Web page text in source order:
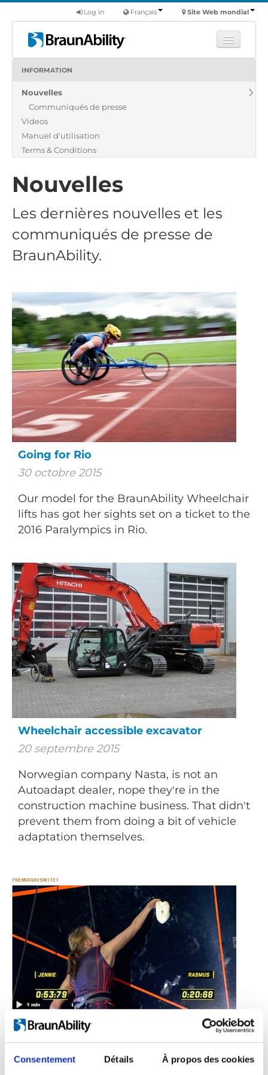
Consentement Détails À propos des cookies
Site Web mondial
Français
Log in
Produits
Véhicules utilitaires
Nous
INFORMATION
Nouvelles
Communiqués de presse
Videos
Manuel d'utilisation
Terms & Conditions
Nouvelles
Les dernières nouvelles et les
communiqués de presse de
BraunAbility.
Going for Rio
30 octobre 2015
Our model for the BraunAbility Wheelchair
lifts has got her sights set on a ticket to the
2016 Paralympics in Rio.
Wheelchair accessible excavator
20 septembre 2015
Norwegian company Nasta, is not an
Autoadapt dealer, nope they're in the
construction machine business. That didn't
prevent them from doing a bit of vehicle
adaptation themselves.